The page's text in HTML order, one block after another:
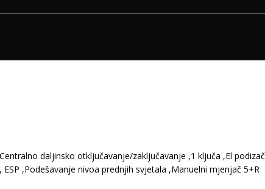
daljinsko otključavanje/zaključavanje ,1 ključa ,El
,Podešavanje nivoa prednjih svjetala ,Manuelni mjenjač 5+R